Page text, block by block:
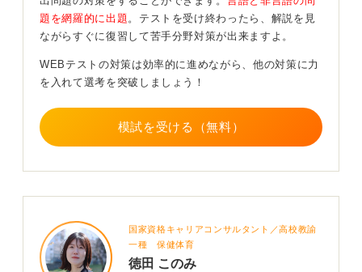
対策は、文書構成を結論、次に理由、具体例、再結論と
特に自分の強みや志望動機について具体的なエピソード
テーマが出ても自分の経験に結びつけて書けます。
作文対策はテーマの暗記ではなく、結論ファーストの論
0
題を網羅的に出題 。テストを受け終わったら、解説を見
ながらすぐに復習して苦手分野対策が出来ますよ。
WEBテストの対策は効率的に進めながら、他の対策に力
を入れて選考を突破しましょう！
模試を受ける（無料）
国家資格キャリアコンサルタント／高校教諭
一種 保健体育
徳田 このみ